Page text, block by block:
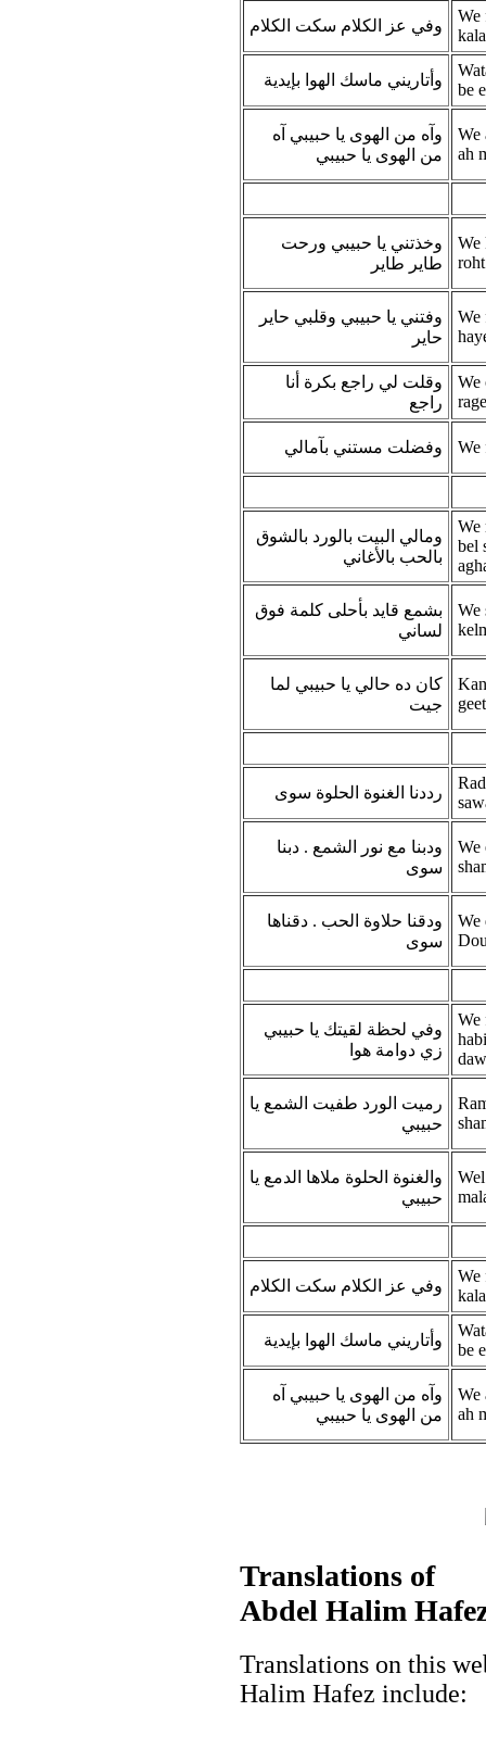
وفي عز الكلام سكت الكلام
We
وأتاريني ماسك الهوا بإيدية
be
وآه من الهوى يا حبيبي آه
من الهوى يا حبيبي
We
ah
وخذتني يا حبيبي ورحت
طاير طاير
We
وفتني يا حبيبي وقلبي حاير
حاير
We
وقلت لي راجع بكرة أنا
راجع
We
وفضلت مستني بآمالي We
ومالي البيت بالورد بالشوق
بالحب بالأغاني
We
bel
بشمع قايد بأحلى كلمة فوق
لساني
We
كان ده حالي يا حبيبي لما
جيت
رددنا الغنوة الحلوة سوى
ودبنا مع نور الشمع . دبنا
سوى
We
ودقنا حلاوة الحب . دقناها
سوى
We
وفي لحظة لقيتك يا حبيبي
زي دوامة هوا
We
رميت الورد طفيت الشمع يا
حبيبي
والغنوة الحلوة ملاها الدمع يا
حبيبي
وفي عز الكلام سكت الكلام
We
وأتاريني ماسك الهوا بإيدية
be
وآه من الهوى يا حبيبي آه
من الهوى يا حبيبي
We
ah
Translations of
Abdel Halim
Translations on this
Halim Hafez include: